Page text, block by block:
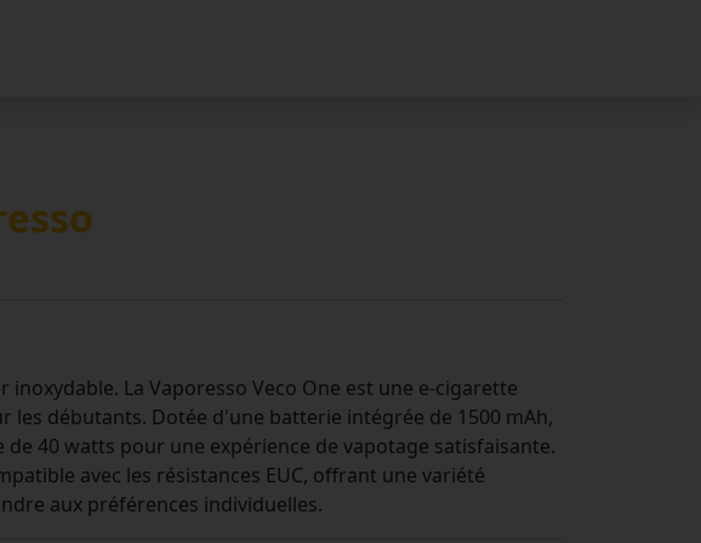
inoxydable. La Vaporesso Veco One est une e-cigarette
les débutants. Dotée d'une batterie intégrée de 1500 mAh,
40 watts pour une expérience de vapotage satisfaisante.
avec les résistances EUC, offrant une variété
aux préférences individuelles.